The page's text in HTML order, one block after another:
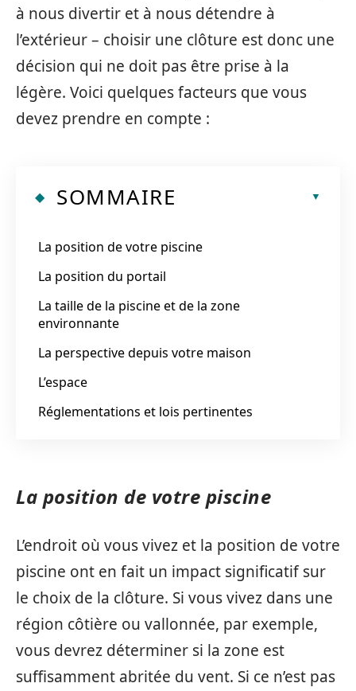
à nous divertir et à nous détendre à
l’extérieur – choisir une clôture est donc une
décision qui ne doit pas être prise à la
légère. Voici quelques facteurs que vous
devez prendre en compte :
SOMMAIRE
La position de votre piscine
La position du portail
La taille de la piscine et de la zone
environnante
La perspective depuis votre maison
L’espace
Réglementations et lois pertinentes
La position de votre piscine
L’endroit où vous vivez et la position de votre
piscine ont en fait un impact significatif sur
le choix de la clôture. Si vous vivez dans une
région côtière ou vallonnée, par exemple,
vous devrez déterminer si la zone est
suffisamment abritée du vent. Si ce n’est pas